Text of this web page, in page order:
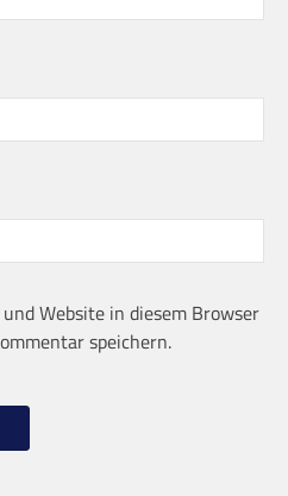
Website in diesem Browser
speichern.